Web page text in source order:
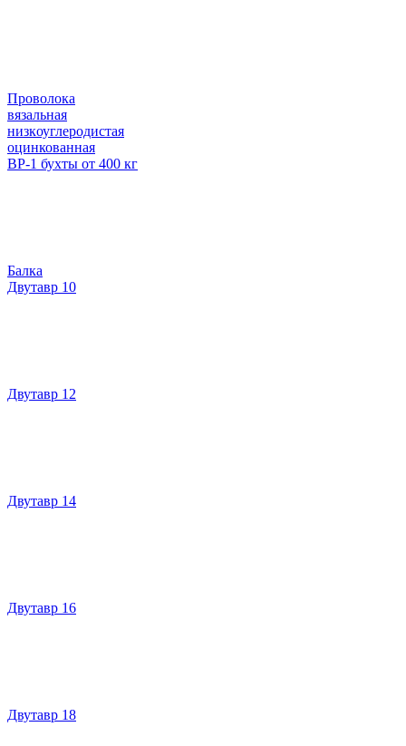
Проволока
вязальная
низкоуглеродистая
оцинкованная
ВР-1 бухты от 400 кг
Балка
Двутавр 10
Двутавр 12
Двутавр 14
Двутавр 16
Двутавр 18